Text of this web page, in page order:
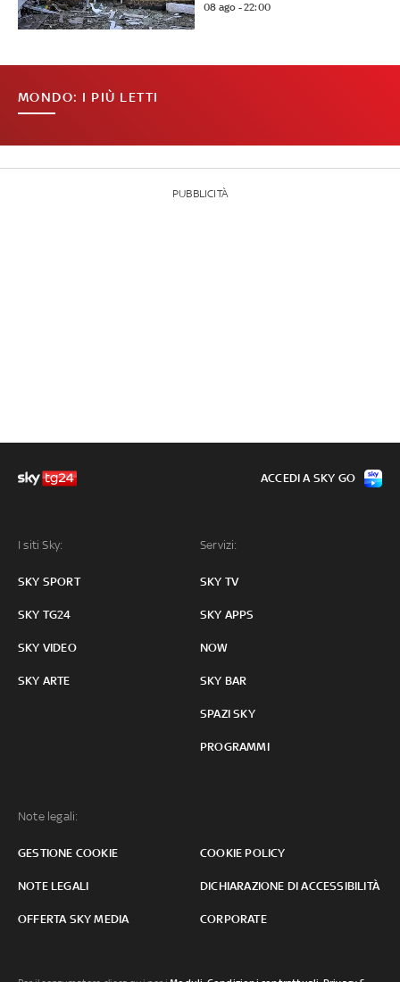
08 ago - 22:00
MONDO: I PIÙ LETTI
PUBBLICITÀ
I siti Sky:
SKY SPORT
SKY TG24
SKY VIDEO
SKY ARTE
Servizi:
SKY TV
SKY APPS
NOW
SKY BAR
SPAZI SKY
PROGRAMMI
Note legali:
GESTIONE COOKIE COOKIE POLICY
NOTE LEGALI DICHIARAZIONE DI ACCESSIBILITÀ
OFFERTA SKY MEDIA CORPORATE
ACCEDI A SKY GO